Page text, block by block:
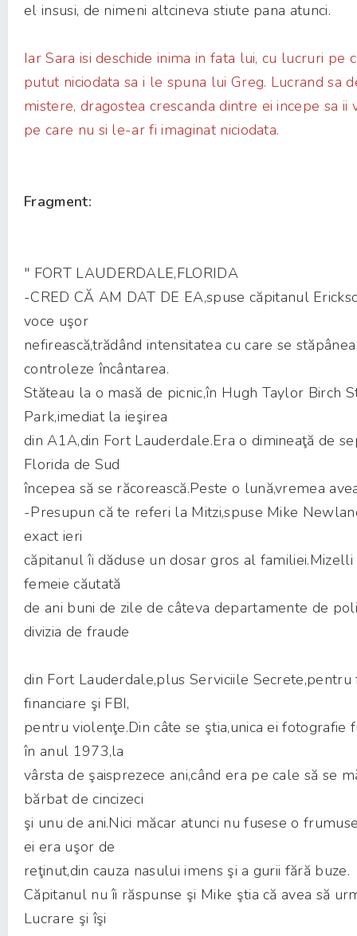
el insusi, de nimeni altcineva stiute pana atunci.
Iar Sara isi deschide inima in fata lui, cu lucruri pe
putut niciodata sa i le spuna lui Greg. Lucrand sa
mistere, dragostea crescanda dintre ei incepe sa ii
pe care nu si le-ar fi imaginat niciodata.
Fragment:
" FORT LAUDERDALE,FLORIDA
-CRED CĂ AM DAT DE EA,spuse căpitanul
voce uşor
nefirească,trădând intensitatea cu care se
controleze încântarea.
Stăteau la o masă de picnic,în Hugh Taylor Birch
Park,imediat la ieşirea
din A1A,din Fort Lauderdale.Era o dimineaţă de
Florida de Sud
începea să se răcorească.Peste o lună,vremea
-Presupun că te referi la Mitzi,spuse Mike
exact ieri
căpitanul îi dăduse un dosar gros al
femeie căutată
de ani buni de zile de câteva departamente de
divizia de fraude
din Fort Lauderdale,plus Serviciile Secrete,pentru
financiare şi FBI,
pentru violenţe.Din câte se ştia,unica ei fotografie
în anul 1973,la
vârsta de şaisprezece ani,când era pe cale să se
bărbat de cincizeci
şi unu de ani.Nici măcar atunci nu fusese o
ei era uşor de
reţinut,din cauza nasului imens şi a gurii fără buze.
Căpitanul nu îi răspunse şi Mike ştia că avea să
Lucrare şi îşi